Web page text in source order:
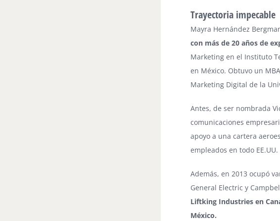
Trayectoria impecable
Mayra Hernández
con más de 20 años de
Marketing en el Instituto
en México. Obtuvo un
Marketing Digital de la
Antes, de ser nombrada
comunicaciones
apoyo a una cartera
empleados en todo EE.UU.
Además, en 2013 ocupó
General Electric y
Liftking Industries en
México.